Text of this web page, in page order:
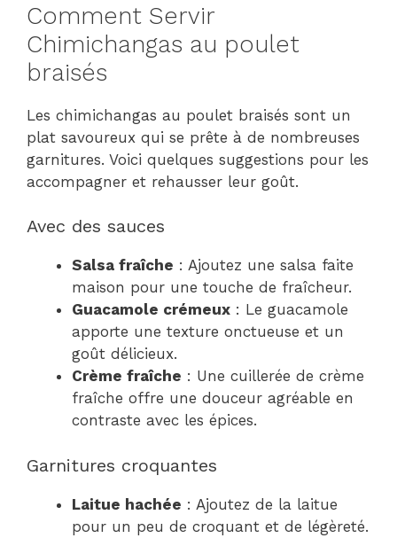
Comment Servir
Chimichangas au poulet
braisés
Les chimichangas au poulet braisés sont un
plat savoureux qui se prête à de nombreuses
garnitures. Voici quelques suggestions pour les
accompagner et rehausser leur goût.
Avec des sauces
Salsa fraîche : Ajoutez une salsa faite
maison pour une touche de fraîcheur.
Guacamole crémeux : Le guacamole
apporte une texture onctueuse et un
goût délicieux.
Crème fraîche : Une cuillerée de crème
fraîche offre une douceur agréable en
contraste avec les épices.
Garnitures croquantes
Laitue hachée : Ajoutez de la laitue
pour un peu de croquant et de légèreté.